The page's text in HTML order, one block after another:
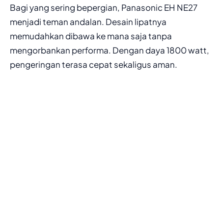
Bagi yang sering bepergian, Panasonic EH NE27
menjadi teman andalan. Desain lipatnya
memudahkan dibawa ke mana saja tanpa
mengorbankan performa. Dengan daya 1800 watt,
pengeringan terasa cepat sekaligus aman.